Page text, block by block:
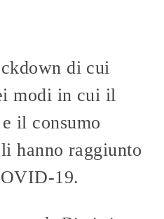
di cui
modi in cui il
il consumo
hanno raggiunto
19.